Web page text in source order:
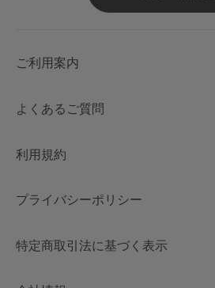
ご利用案内
よくあるご質問
利用規約
プライバシーポリシー
特定商取引法に基づく表示